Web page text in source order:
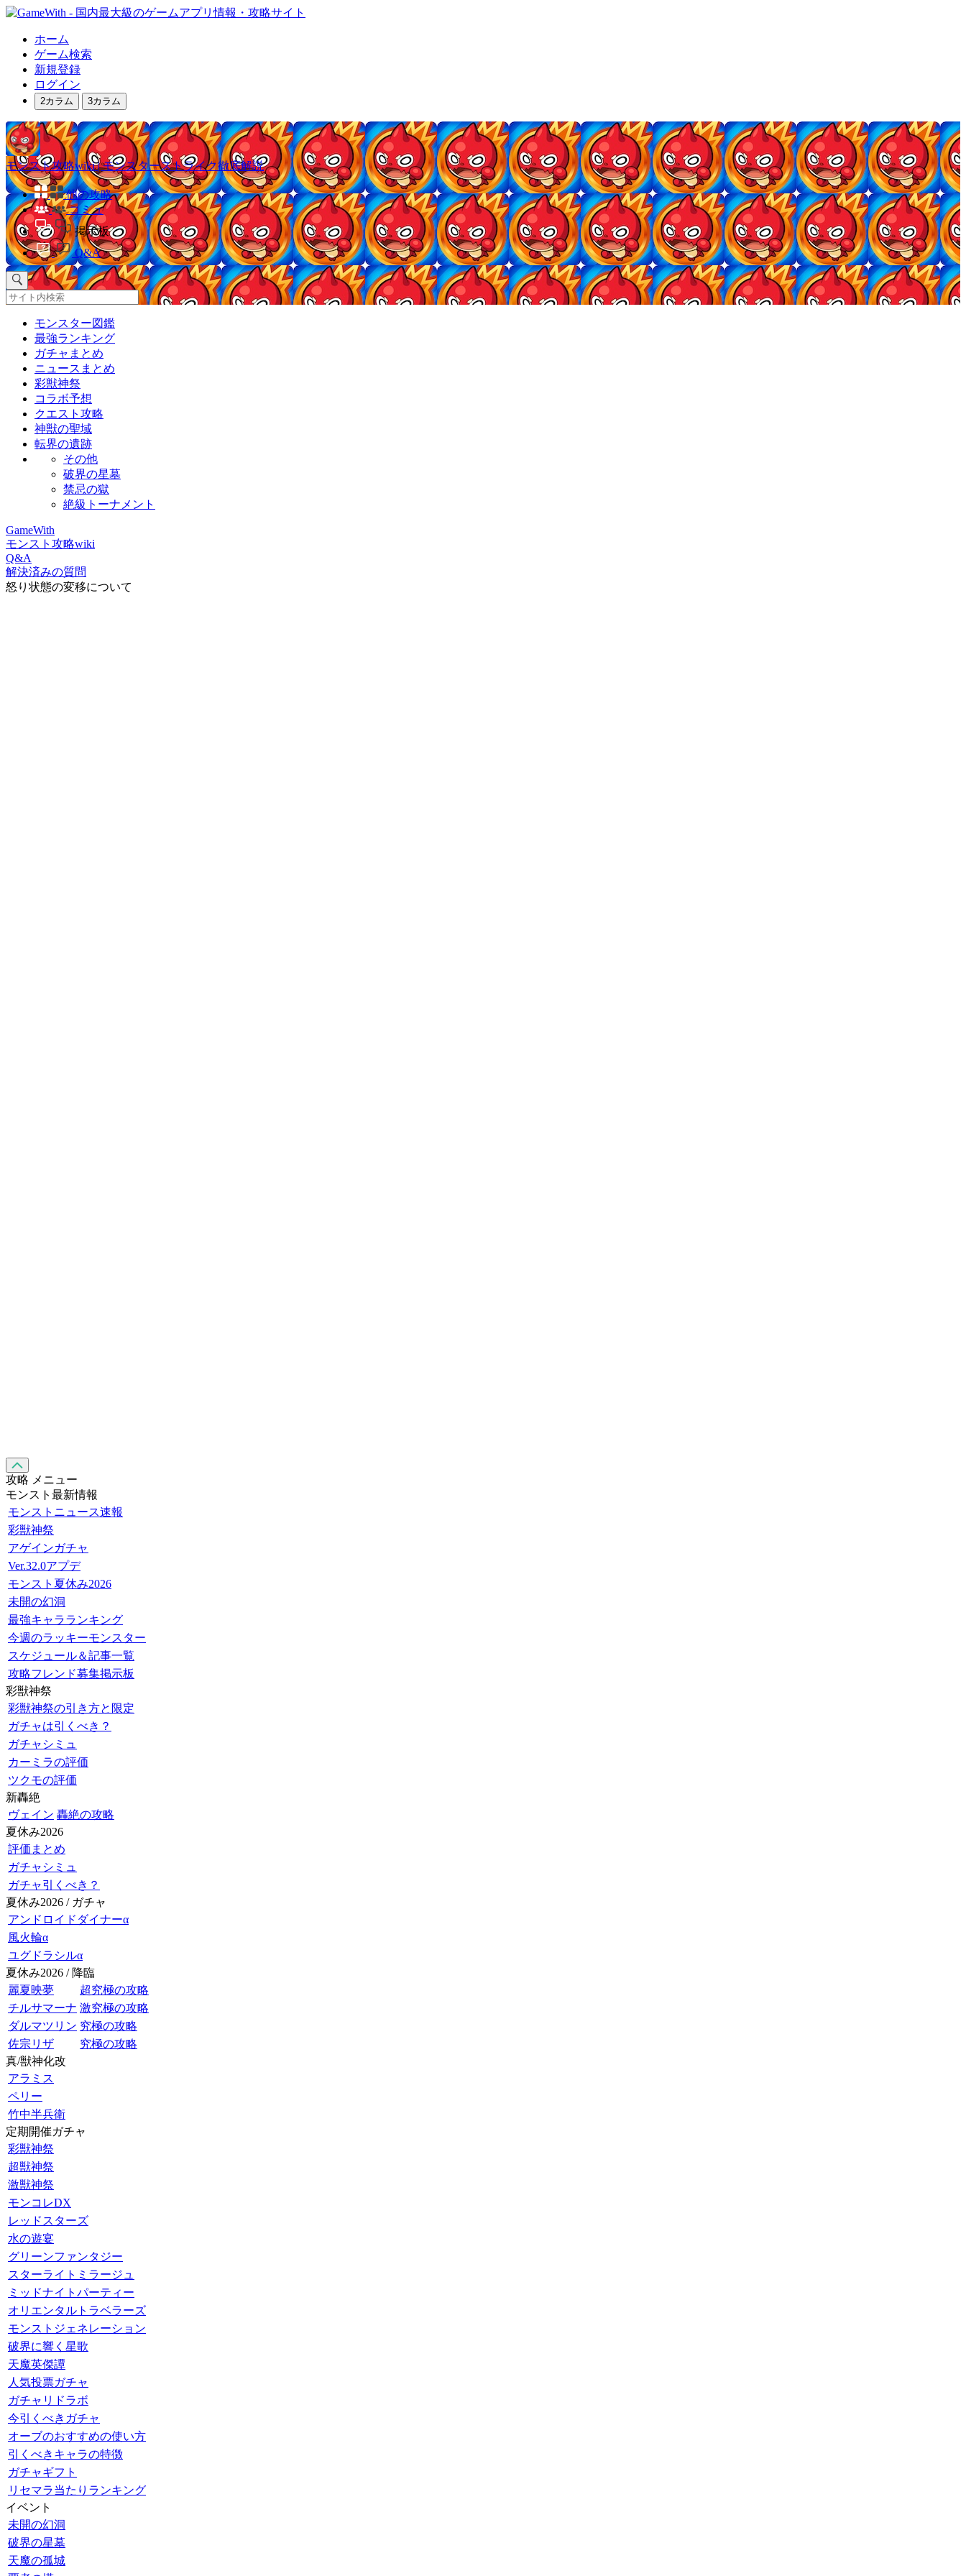
ホーム
ゲーム検索
新規登録
ログイン
2カラム 3カラム
モンスト攻略wiki | モンスターストライク徹底解説
他の攻略
コミュ
掲示板
Q&A
モンスター図鑑
最強ランキング
ガチャまとめ
ニュースまとめ
彩獣神祭
コラボ予想
クエスト攻略
神獣の聖域
転界の遺跡
その他
破界の星墓
禁忌の獄
絶級トーナメント
GameWith
モンスト攻略wiki
Q&A
解決済みの質問
怒り状態の変移について
攻略 メニュー
モンスト最新情報
モンストニュース速報
彩獣神祭
アゲインガチャ
Ver.32.0アプデ
モンスト夏休み2026
未開の幻洞
最強キャラランキング
今週のラッキーモンスター
スケジュール＆記事一覧
攻略フレンド募集掲示板
彩獣神祭
彩獣神祭の引き方と限定
ガチャは引くべき？
ガチャシミュ
カーミラの評価
ツクモの評価
新轟絶
ヴェイン 轟絶の攻略
夏休み2026
評価まとめ
ガチャシミュ
ガチャ引くべき？
夏休み2026 / ガチャ
アンドロイドダイナーα
風火輪α
ユグドラシルα
夏休み2026 / 降臨
麗夏映夢
超究極の攻略
チルサマーナ 激究極の攻略
ダルマツリン 究極の攻略
佐宗リザ
究極の攻略
真/獣神化改
アラミス
ペリー
竹中半兵衛
定期開催ガチャ
彩獣神祭
超獣神祭
激獣神祭
モンコレDX
レッドスターズ
水の遊宴
グリーンファンタジー
スターライトミラージュ
ミッドナイトパーティー
オリエンタルトラベラーズ
モンストジェネレーション
破界に響く星歌
天魔英傑譚
人気投票ガチャ
ガチャリドラボ
今引くべきガチャ
オーブのおすすめの使い方
引くべきキャラの特徴
ガチャギフト
リセマラ当たりランキング
イベント
未開の幻洞
破界の星墓
天魔の孤城